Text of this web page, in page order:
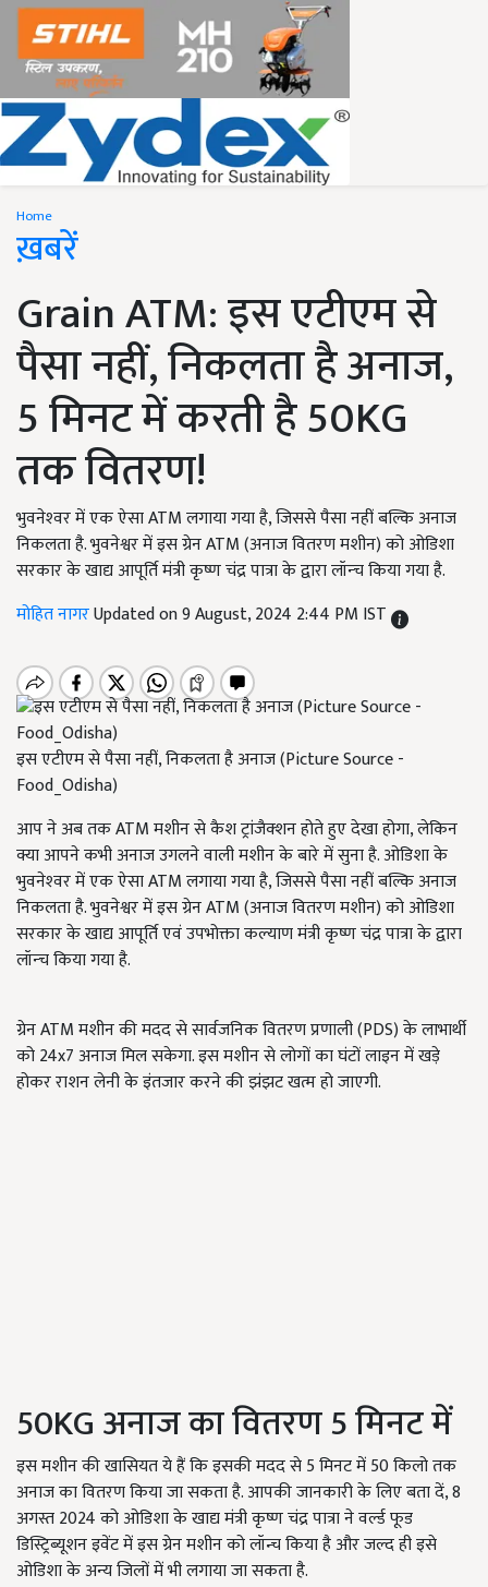
Home
ख़बरें
Grain ATM: इस एटीएम से
पैसा नहीं, निकलता है अनाज,
5 मिनट में करती है 50KG
तक वितरण!
भुवनेश्‍वर में एक ऐसा ATM लगाया गया है, जिससे पैसा नहीं बल्कि अनाज
निकलता है. भुवनेश्वर में इस ग्रेन ATM (अनाज वितरण मशीन) को ओडिशा
सरकार के खाद्य आपूर्ति मंत्री कृष्ण चंद्र पात्रा के द्वारा लॉन्‍च किया गया है.
मोहित नागरUpdated on 9 August, 2024 2:44 PM IST
इस एटीएम से पैसा नहीं, निकलता है अनाज (Picture Source -
Food_Odisha)
आप ने अब तक ATM मशीन से कैश ट्रांजैक्‍शन होते हुए देखा होगा, लेकिन
क्या आपने कभी अनाज उगलने वाली मशीन के बारे में सुना है. ओडिशा के
भुवनेश्‍वर में एक ऐसा ATM लगाया गया है, जिससे पैसा नहीं बल्कि अनाज
निकलता है. भुवनेश्वर में इस ग्रेन ATM (अनाज वितरण मशीन) को ओडिशा
सरकार के खाद्य आपूर्ति एवं उपभोक्ता कल्याण मंत्री कृष्ण चंद्र पात्रा के द्वारा
लॉन्‍च किया गया है.
ग्रेन ATM मशीन की मदद से सार्वजनिक वितरण प्रणाली (PDS) के लाभार्थी
को 24x7 अनाज मिल सकेगा. इस मशीन से लोगों का घंटों लाइन में खड़े
होकर राशन लेनी के इंतजार करने की झंझट खत्म हो जाएगी.
50KG अनाज का वितरण 5 मिनट में
इस मशीन की खासियत ये हैं कि इसकी मदद से 5 मिनट में 50 किलो तक
अनाज का वितरण किया जा सकता है. आपकी जानकारी के लिए बता दें, 8
अगस्त 2024 को ओडिशा के खाद्य मंत्री कृष्ण चंद्र पात्रा ने वर्ल्ड फूड
डिस्ट्रिब्यूशन इवेंट में इस ग्रेन मशीन को लॉन्च किया है और जल्द ही इसे
ओडिशा के अन्य जिलों में भी लगाया जा सकता है.